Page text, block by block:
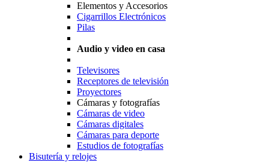
Elementos y Accesorios
Cigarrillos Electrónicos
Pilas
Audio y video en casa
Televisores
Receptores de televisión
Proyectores
Cámaras y fotografías
Cámaras de video
Cámaras digitales
Cámaras para deporte
Estudios de fotografías
Bisutería y relojes